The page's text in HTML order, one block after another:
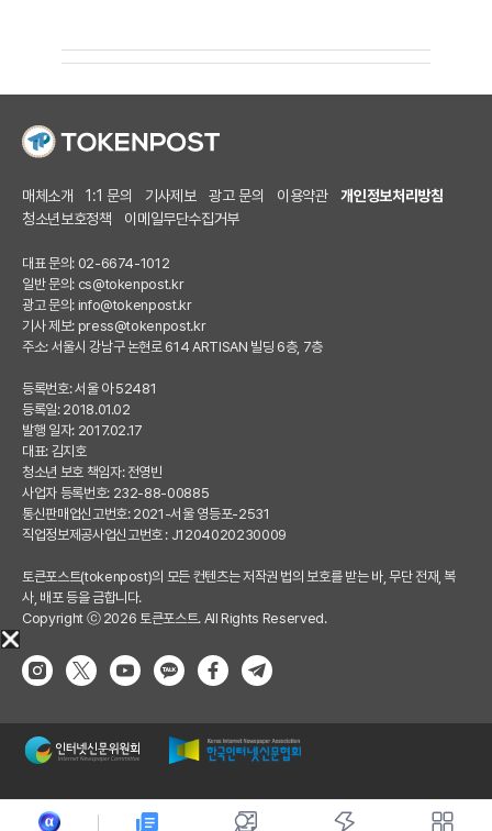
매체소개 1:1 문의 기사제보 광고 문의 이용약관
개인정보처리방침
청소년보호정책
이메일무단수집거부
대표 문의: 02-6674-1012
일반 문의: cs@tokenpost.kr
광고 문의: info@tokenpost.kr
기사 제보: press@tokenpost.kr
주소: 서울시 강남구 논현로 614 ARTISAN 빌딩 6층, 7층
등록번호: 서울 아 52481
등록일: 2018.01.02
발행 일자: 2017.02.17
대표: 김지호
청소년 보호 책임자: 전영빈
사업자 등록번호: 232-88-00885
통신판매업신고번호: 2021-서울 영등포-2531
직업정보제공사업신고번호 : J1204020230009
토큰포스트(tokenpost)의 모든 컨텐츠는 저작권 법의 보호를 받는 바, 무단 전재, 복
사, 배포 등을 금합니다.
Copyright ⓒ 2026 토큰포스트. All Rights Reserved.